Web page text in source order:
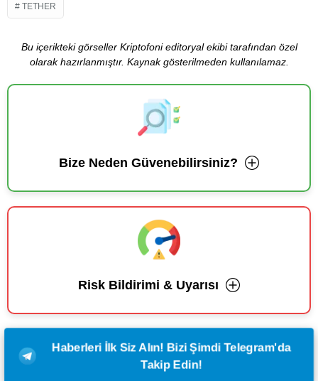
TETHER
Bu içerikteki görseller Kriptofoni editoryal ekibi tarafından özel
olarak hazırlanmıştır. Kaynak gösterilmeden kullanılamaz.
Bize Neden Güvenebilirsiniz?
Risk Bildirimi & Uyarısı
Haberleri İlk Siz Alın! Bizi Şimdi Telegram'da
Takip Edin!